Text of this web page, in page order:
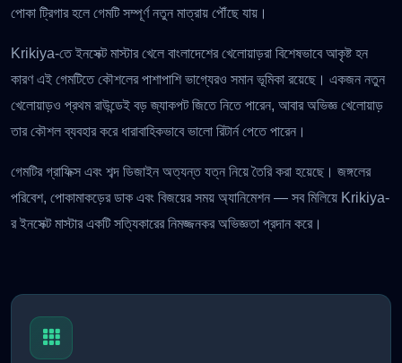
পোকা ট্রিগার হলে গেমটি সম্পূর্ণ নতুন মাত্রায় পৌঁছে যায়।
Krikiya-তে ইনসেক্ট মাস্টার খেলে বাংলাদেশের খেলোয়াড়রা বিশেষভাবে আকৃষ্ট হন
কারণ এই গেমটিতে কৌশলের পাশাপাশি ভাগ্যেরও সমান ভূমিকা রয়েছে। একজন নতুন
খেলোয়াড়ও প্রথম রাউন্ডেই বড় জ্যাকপট জিতে নিতে পারেন, আবার অভিজ্ঞ খেলোয়াড়
তার কৌশল ব্যবহার করে ধারাবাহিকভাবে ভালো রিটার্ন পেতে পারেন।
গেমটির গ্রাফিক্স এবং শব্দ ডিজাইন অত্যন্ত যত্ন নিয়ে তৈরি করা হয়েছে। জঙ্গলের
পরিবেশ, পোকামাকড়ের ডাক এবং বিজয়ের সময় অ্যানিমেশন — সব মিলিয়ে Krikiya-
র ইনসেক্ট মাস্টার একটি সত্যিকারের নিমজ্জনকর অভিজ্ঞতা প্রদান করে।